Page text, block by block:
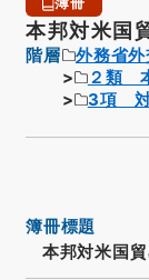
本邦対米国
階層 外務省
２類
3項 対
簿冊標題
本邦対米国